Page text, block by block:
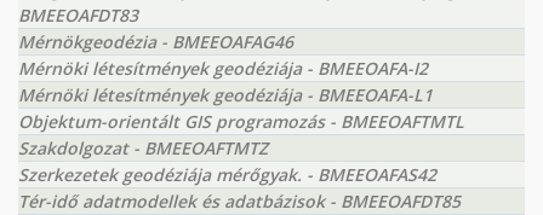
BMEEOAFDT83
Mérnökgeodézia - BMEEOAFAG46
Mérnöki létesítmények geodéziája - BMEEOAFA-I2
Mérnöki létesítmények geodéziája - BMEEOAFA-L1
Objektum-orientált GIS programozás - BMEEOAFTMTL
Szakdolgozat - BMEEOAFTMTZ
Szerkezetek geodéziája mérőgyak. - BMEEOAFAS42
Tér-idő adatmodellek és adatbázisok - BMEEOAFDT85